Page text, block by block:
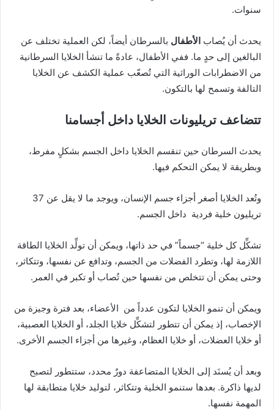
سنوات.
يحدث أن يُصاب الأطفال بالسرطان أيضاً، لكن العملية تختلف عن
البالغين إلى حدٍ ما. ففي الأطفال، عادةً ما تنشأ الخلايا السرطانية
من الاضطرابات الوراثية التي تُصعّب عملية الكشف عن الخلايا
التالفة وتسمح لها بالتكون.
تتضاعف تريليونات الخلايا داخل أجسامنا
يحدث السرطان حين تنقسم الخلايا داخل الجسم بشكلٍ مفرط،
وبطريقة لا يمكن التحكم فيها.
وتُعد الخلايا أصغر أجزاء جسم الإنسان، ويوجد ما لا يقل عن 37
تريليون خلية فردية داخل الجسم.
تشكِّل كل خلية “جسماً” في حد ذاتها، ويمكن أن تولِّد الخلايا الطاقة
اللازمة لها، وتطرد الفضلات من الجسم، وتدافع عن نفسها، وتتكاثر،
وحتى يمكن أن تتخلص من نفسها حين تُصاب أو تكبر في العمر.
ويمكن أن تنمو الخلايا لتكون عدداً من الأعضاء، بعد فترة وجيزة من
الإخصاب، إذ يمكن أن تتطور لتشكِّل خلايا الجلد، أو الخلايا العصبية،
أو خلايا العضلات، أو خلايا العظام، وغيرها من أجزاء الجسم الأخرى.
وبعد أن يُسنَد إلى الخلايا المتضاعفة دورٌ محدد، ستتطور لتصبح
لديها ذاكرة. بعدها ستنمو الخلية وتتكاثر، لتوليد خلايا متطابقة لها
المهمة نفسها.